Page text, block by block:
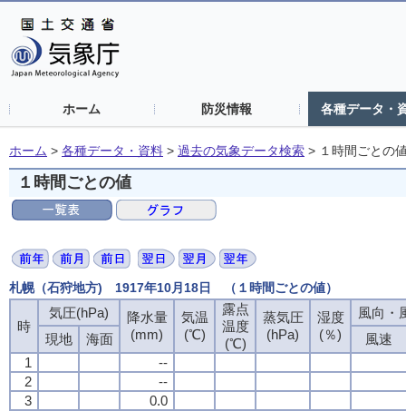
ホーム 防災情報 各種データ・
ホーム > 各種データ・資料 > 過去の気象データ検索 > １時間ごとの
１時間ごとの値
札幌（石狩地方) 1917年10月18日 （１時間ごとの値）
時
気圧(hPa)
降水量
(mm)
気温
(℃)
露点
温度
(℃)
蒸気圧
(hPa)
湿度
(％)
風向・
現地
海面
風速
1
--
2
--
3
0.0